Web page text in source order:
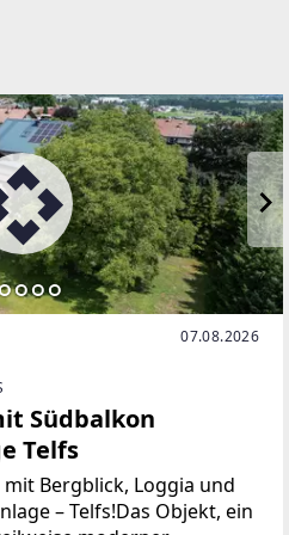
07.08.2026
Südbalkon
Telfs
Bergblick, Loggia und
– Telfs!Das Objekt, ein